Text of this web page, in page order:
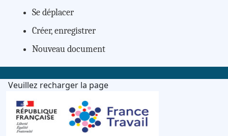
Se déplacer
Créer, enregistrer
Nouveau document
Veuillez recharger la page